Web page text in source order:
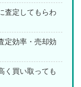
査定してもらわ
定効率・売却効
く買い取っても